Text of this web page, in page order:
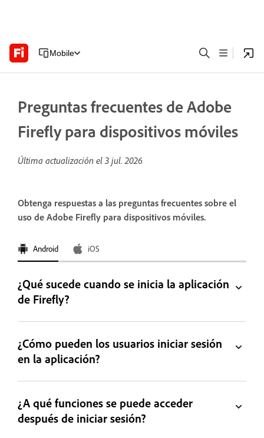
Mobile
Preguntas frecuentes de Adobe
Firefly para dispositivos móviles
Última actualización el 3 jul. 2026
Obtenga respuestas a las preguntas frecuentes sobre el
uso de Adobe Firefly para dispositivos móviles.
Android iOS
¿Qué sucede cuando se inicia la aplicación
de Firefly?
¿Cómo pueden los usuarios iniciar sesión
en la aplicación?
¿A qué funciones se puede acceder
después de iniciar sesión?